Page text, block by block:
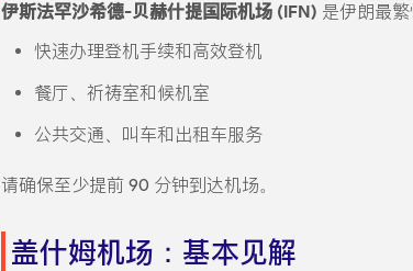
伊斯法罕沙希德-贝赫什提国际机场 (IFN) 是伊朗最
快速办理登机手续和高效登机
餐厅、祈祷室和候机室
公共交通、叫车和出租车服务
请确保至少提前 90 分钟到达机场。
盖什姆机场：基本见解